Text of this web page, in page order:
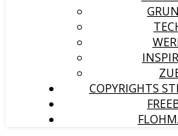
COPYRIGHTS